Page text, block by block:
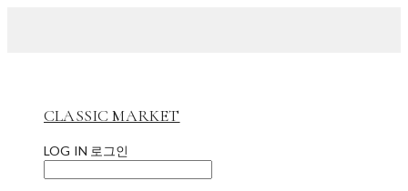
CLASSIC MARKET
LOG IN 로그인